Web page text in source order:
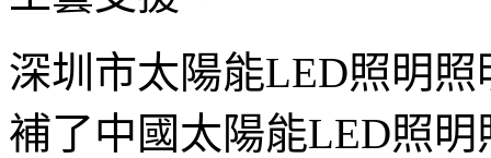
深圳市太陽能LED照明
補了中國太陽能LED照